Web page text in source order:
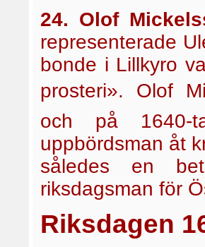
24. Olof
represen­terade
bonde i Lillkyro
prosteri». Olof
och på 1640-
uppbördsman åt
således en
riksdagsman för
Riksdagen